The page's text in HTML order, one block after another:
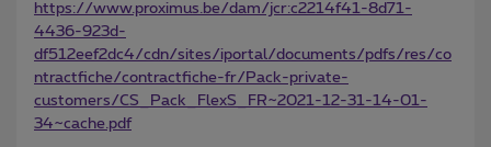
https://www.proximus.be/dam/jcr:c2214f41-8d71-
4436-923d-
df512eef2dc4/cdn/sites/iportal/documents/pdfs/res/co
ntractfiche/contractfiche-fr/Pack-private-
customers/CS_Pack_FlexS_FR~2021-12-31-14-01-
34~cache.pdf